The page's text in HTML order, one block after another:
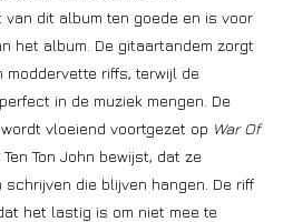
van dit album ten goede en is voor
het album. De gitaartandem zorgt
riffs, terwijl de
in de muziek mengen. De
vloeiend voortgezet op War Of
Ton John bewijst, dat ze
schrijven die blijven hangen. De riff
het lastig is om niet mee te